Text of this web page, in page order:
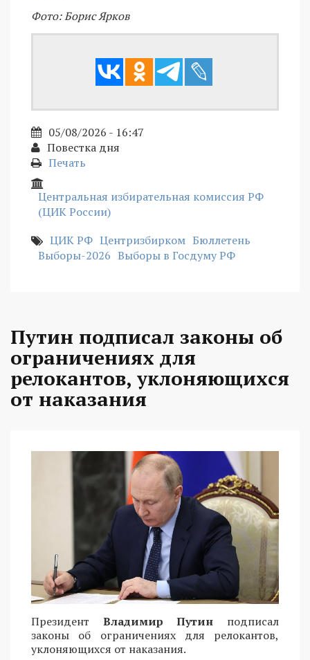
Фото: Борис Ярков
05/08/2026 - 16:47
Повестка дня
Печать
Центральная избирательная комиссия РФ
(ЦИК России)
ЦИК РФ Центризбирком Бюллетень
Выборы-2026 Выборы в Госдуму РФ
Путин подписал законы об
ограничениях для
релокантов, уклоняющихся
от наказания
Президент Владимир Путин подписал
законы об ограничениях для релокантов,
уклоняющихся от наказания.